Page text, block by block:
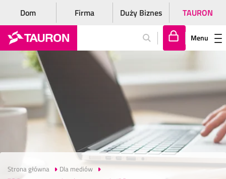
Dom Firma Duży Biznes TAURON
lo
gu
j
si
ę
Menu
Strona główna
Dla mediów